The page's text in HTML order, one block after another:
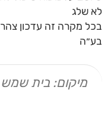
לא שלג
בכל מקרה זה עדכון
בע״ה
מיקום: בית שמש